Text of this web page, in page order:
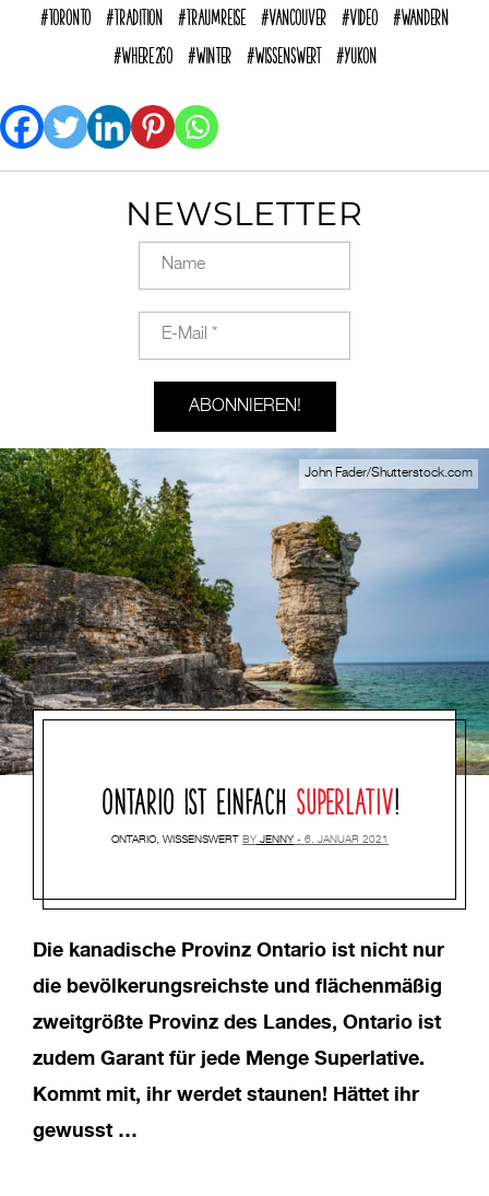
Toronto
Tradition Traumreise Vancouver Video
Wandern
where2go
Winter Wissenswert Yukon
NEWSLETTER
John Fader/Shutterstock.com
ONTARIO IST EINFACH SUPERLATIV!
ONTARIO WISSENSWERT BY JENNY 6. JANUAR 2021
Die kanadische Provinz Ontario ist nicht nur
die bevölkerungsreichste und flächenmäßig
zweitgrößte Provinz des Landes, Ontario ist
zudem Garant für jede Menge Superlative.
Kommt mit, ihr werdet staunen! Hättet ihr
gewusst …